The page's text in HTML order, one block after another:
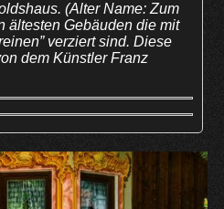
(Alter Name: Zum
ältesten Gebäuden die mit
verziert sind. Diese
dem Künstler Franz